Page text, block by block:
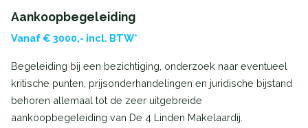
Aankoopbegeleiding
Vanaf € 3000,- incl. BTW*
Begeleiding bij een bezichtiging, onderzoek naar eventueel
kritische punten, prijsonderhandelingen en juridische bijstand
behoren allemaal tot de zeer uitgebreide
aankoopbegeleiding van De 4 Linden Makelaardij.